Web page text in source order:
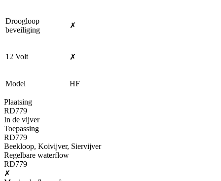
Droogloop
beveiliging
✗
12 Volt ✗
Model HF
Plaatsing
RD779
In de vijver
Toepassing
RD779
Beekloop, Koivijver, Siervijver
Regelbare waterflow
RD779
✗